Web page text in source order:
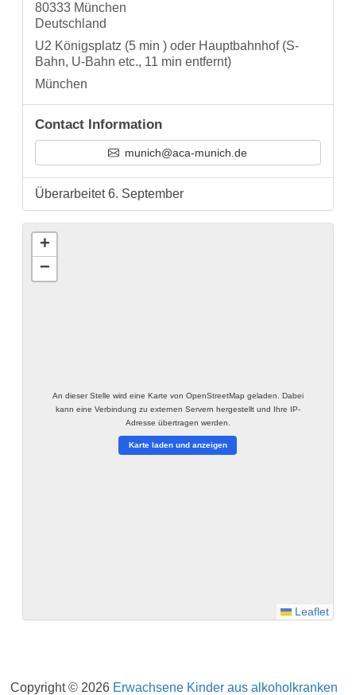
80333 München
Deutschland
U2 Königsplatz (5 min ) oder Hauptbahnhof (S-
Bahn, U-Bahn etc., 11 min entfernt)
München
Contact Information
munich@aca-munich.de
Überarbeitet 6. September
An dieser Stelle wird eine Karte von OpenStreetMap geladen. Dabei
kann eine Verbindung zu externen Servern hergestellt und Ihre IP-
Adresse übertragen werden.
Karte laden und anzeigen
+
−
Leaflet
Copyright © 2026 Erwachsene Kinder aus alkoholkranken